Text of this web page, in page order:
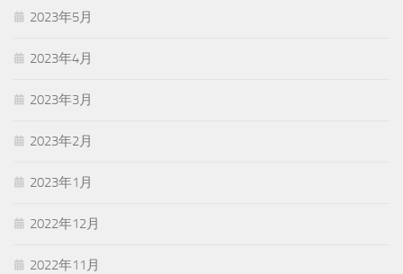
2023年5月
2023年4月
2023年3月
2023年2月
2023年1月
2022年12月
2022年11月